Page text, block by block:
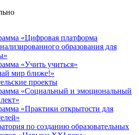
«Цифровая платформа
образования для
«Учить учиться»
мир ближе!»
проекты
«Социальный и эмоциональный
«Практики открытости для
по созданию образовательных